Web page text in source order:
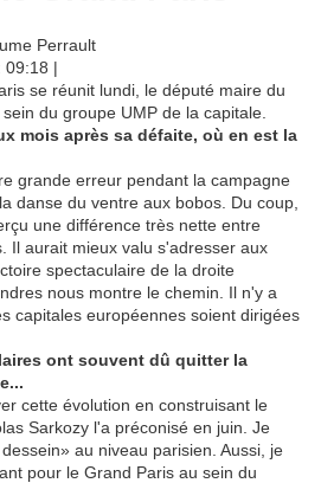
Perrault
09:18 |
se réunit lundi, le député maire du
du groupe UMP de la capitale.
mois après sa défaite, où en est la
grande erreur pendant la campagne
danse du ventre aux bobos. Du coup,
une différence très nette entre
Il aurait mieux valu s'adresser aux
spectaculaire de la droite
nous montre le chemin. Il n'y a
capitales européennes soient dirigées
ont souvent dû quitter la
cette évolution en construisant le
Sarkozy l'a préconisé en juin. Je
au niveau parisien. Aussi, je
pour le Grand Paris au sein du